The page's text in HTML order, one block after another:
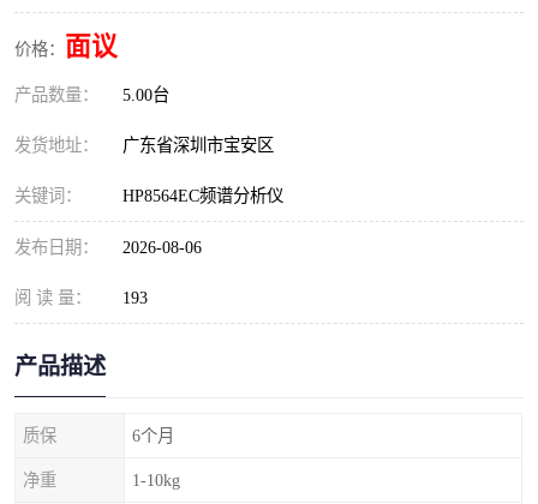
价格： 面议
产品数量： 5.00台
发货地址： 广东省深圳市宝安区
关键词： HP8564EC频谱分析仪
发布日期： 2026-08-06
阅 读 量： 193
产品描述
质保 6个月
净重 1-10kg